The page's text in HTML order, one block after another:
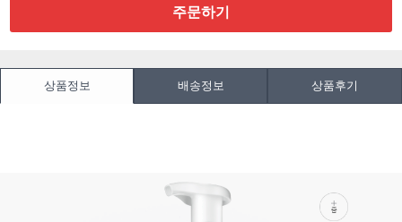
상품정보 배송정보 상품후기